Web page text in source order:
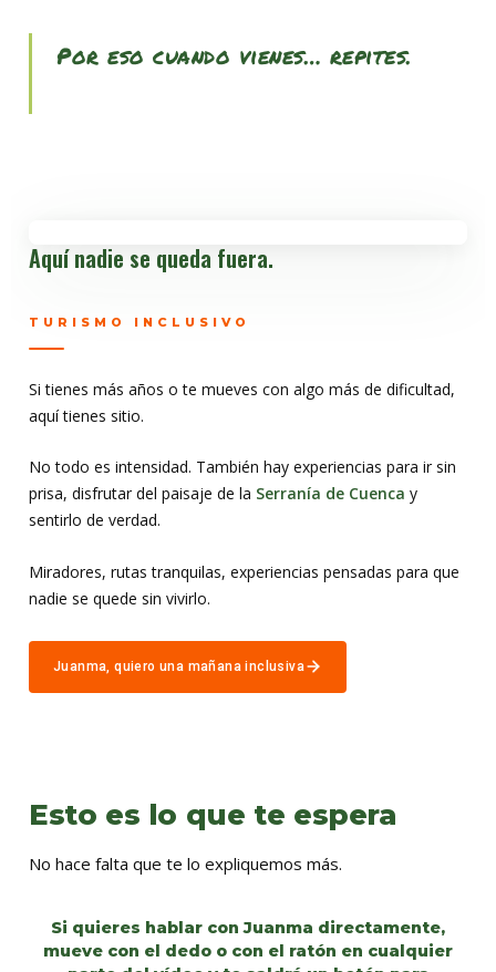
Por eso cuando vienes… repites.
Aquí nadie se queda fuera.
TURISMO INCLUSIVO
Si tienes más años o te mueves con algo más de dificultad,
aquí tienes sitio.
No todo es intensidad. También hay experiencias para ir sin
prisa, disfrutar del paisaje de la Serranía de Cuenca y
sentirlo de verdad.
Miradores, rutas tranquilas, experiencias pensadas para que
nadie se quede sin vivirlo.
Juanma, quiero una mañana inclusiva
Esto es lo que te espera
No hace falta que te lo expliquemos más.
Si quieres hablar con Juanma directamente,
mueve con el dedo o con el ratón en cualquier